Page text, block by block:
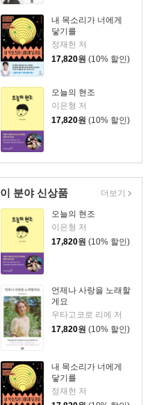
내 목소리가 너에게
닿기를
정재헌 저
17,820원 (10% 할인)
오늘의 현조
이은형 저
17,820원 (10% 할인)
이 분야 신상품
오늘의 현조
이은형 저
17,820원 (10% 할인)
언제나 사랑을 노래할
게요
우타고코로 리에 저
17,820원 (10% 할인)
내 목소리가 너에게
닿기를
정재헌 저
더보기
제이포럼